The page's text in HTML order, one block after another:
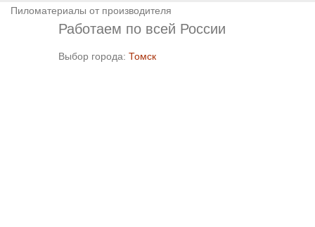
Пиломатериалы от производителя
Работаем по всей России
Выбор города: Томск